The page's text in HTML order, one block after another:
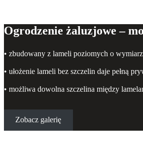
Ogrodzenie żaluzjowe –
• zbudowany z lameli poziomych o
• ułożenie lameli bez szczelin daje pełną
• możliwa dowolna szczelina między
Zobacz galerię